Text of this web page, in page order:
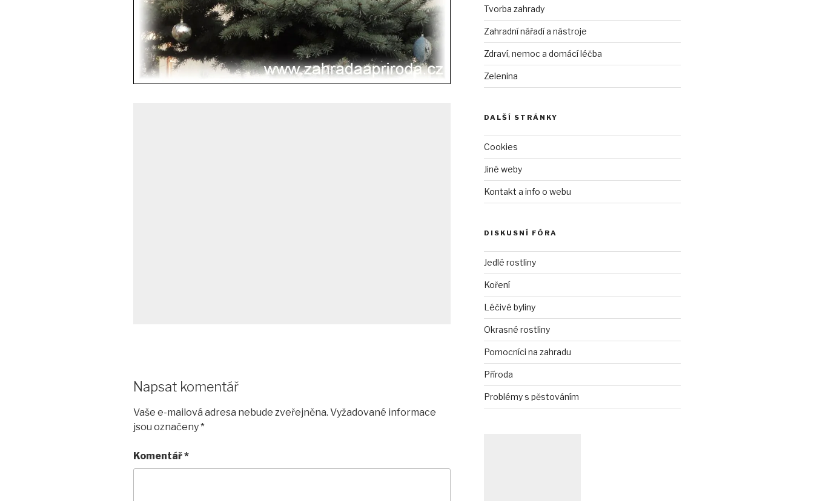
Napsat komentář
Vaše e-mailová adresa nebude zveřejněna. Vyžadované informace
jsou označeny*
Komentář*
Tvorba zahrady
Zahradní nářadí a nástroje
Zdraví, nemoc a domácí léčba
Zelenina
DALŠÍ STRÁNKY
Cookies
Jiné weby
Kontakt a info o webu
DISKUSNÍ FÓRA
Jedlé rostliny
Koření
Léčivé byliny
Okrasné rostliny
Pomocníci na zahradu
Příroda
Problémy s pěstováním